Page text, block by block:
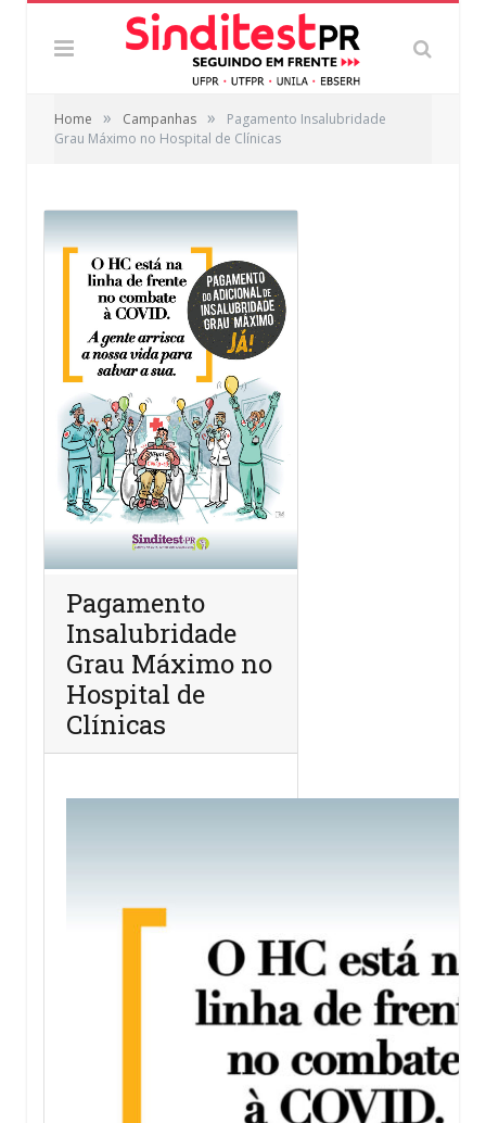
Home » Campanhas »
Pagamento Insalubridade
Grau Máximo no Hospital de Clínicas
Pagamento
Insalubridade
Grau Máximo no
Hospital de
Clínicas